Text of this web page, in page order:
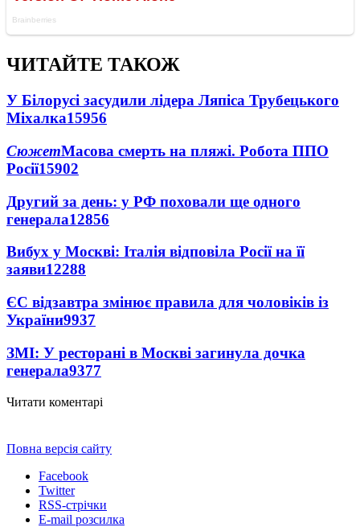
ЧИТАЙТЕ ТАКОЖ
У Білорусі засудили лідера Ляпіса Трубецького
Міхалка15956
СюжетМасова смерть на пляжі. Робота ППО
Росії15902
Другий за день: у РФ поховали ще одного
генерала12856
Вибух у Москві: Італія відповіла Росії на її
заяви12288
ЄС відзавтра змінює правила для чоловіків із
України9937
ЗМІ: У ресторані в Москві загинула дочка
генерала9377
Читати коментарі
Повна версія сайту
Facebook
Twitter
RSS-стрічки
E-mail розсилка